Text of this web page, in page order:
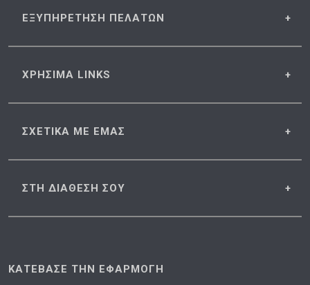
ΕΞΥΠΗΡΕΤΗΣΗ ΠΕΛΑΤΩΝ
ΧΡΗΣΙΜΑ LINKS
ΣΧΕΤΙΚΑ ΜΕ ΕΜΑΣ
ΣΤΗ ΔΙΑΘΕΣΗ ΣΟΥ
ΚΑΤΕΒΑΣΕ ΤΗΝ ΕΦΑΡΜΟΓΗ